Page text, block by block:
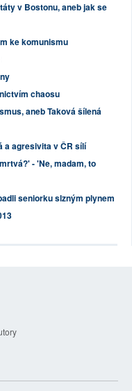
v Bostonu, aneb jak se
ke komunismu
chaosu
aneb Taková šílená
a agresivita v ČR sílí
- 'Ne, madam, to
seniorku slzným plynem